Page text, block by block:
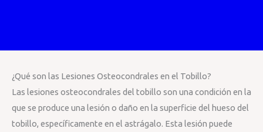
¿Qué son las Lesiones Osteocondrales en el Tobillo?
Las lesiones osteocondrales del tobillo son una condición en la
que se produce una lesión o daño en la superficie del hueso del
tobillo, específicamente en el astrágalo. Esta lesión puede